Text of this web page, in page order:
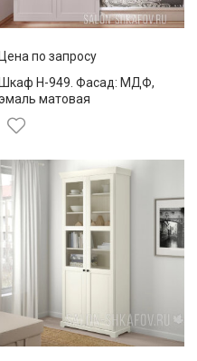
Цена по запросу
Шкаф Н-949. Фасад: МДФ,
матовая